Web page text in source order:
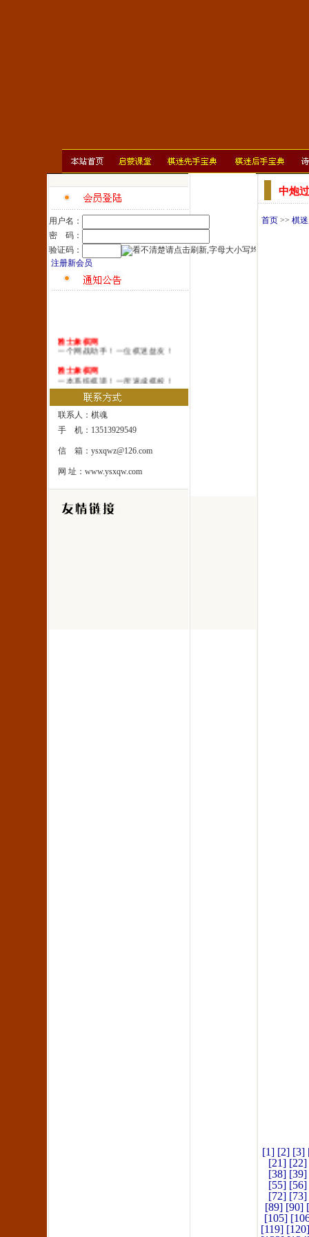
用户名：
密 码：
验证码：
注册新会员
雅士象棋网
一个网战助手！一位棋迷益友！
雅士象棋网
一本系统棋谱！一所速成棋校！
雅士象棋网
一处修身圣地！一座雅士乐园！
联系人：棋魂
手 机：13513929549
信 箱：ysxqwz@126.com
网 址：www.ysxqw.com
中炮
首页 >> 棋
[1] [2] [3]
[21] [22]
[38] [39]
[55] [56]
[72] [73]
[89] [90]
[105]
[119] [120]